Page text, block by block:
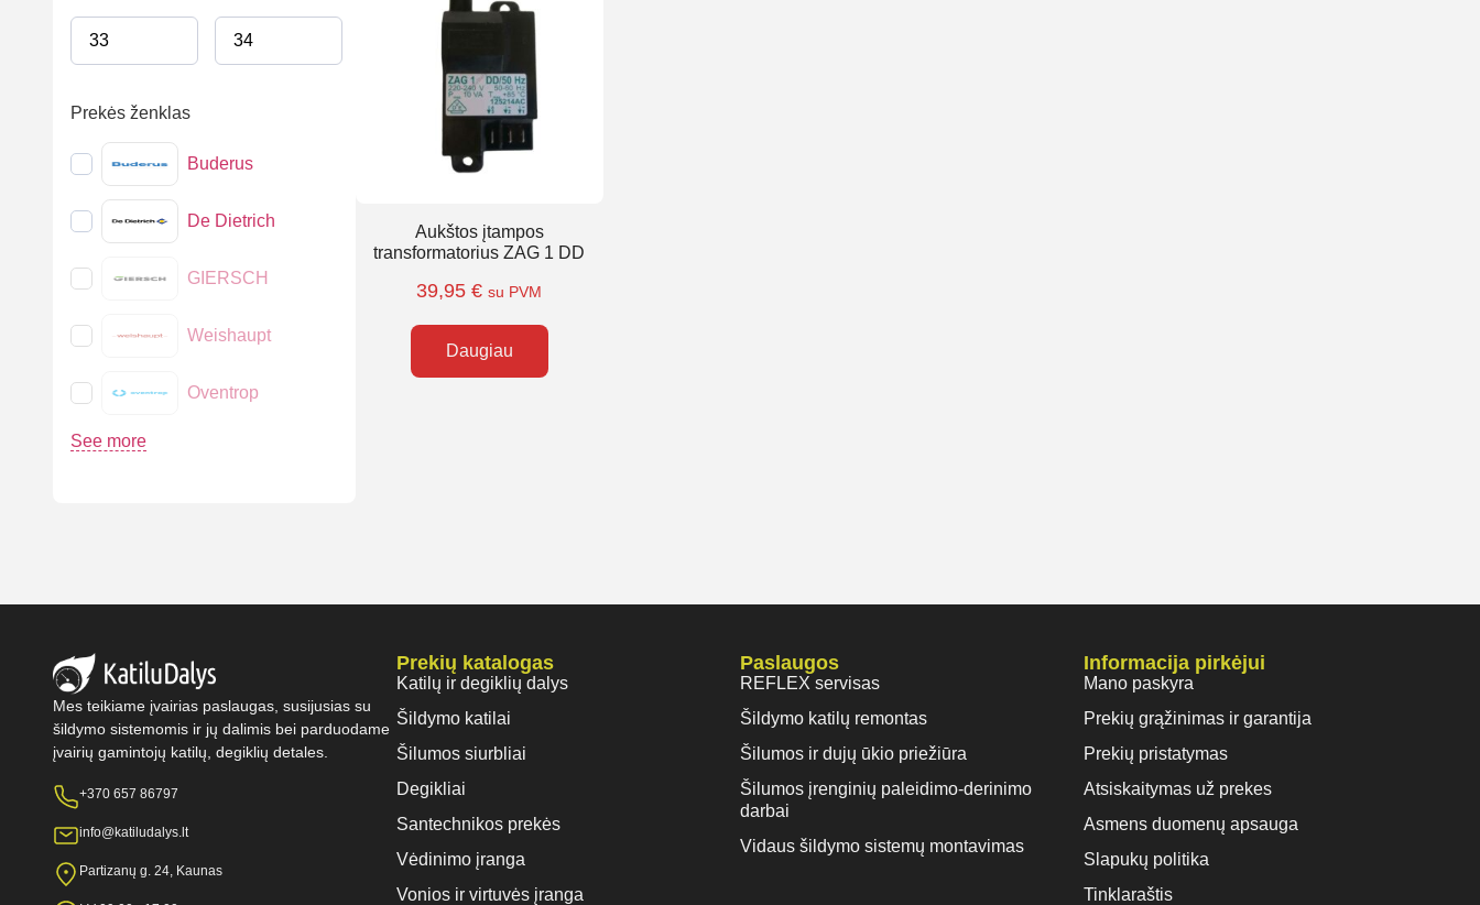
Prekės ženklas
Buderus
De Dietrich
GIERSCH
Weishaupt
Oventrop
See more
Aukštos įtampos
transformatorius ZAG 1 DD
39,95€ su PVM
Daugiau
Mes teikiame įvairias paslaugas, susijusias su
šildymo sistemomis ir jų dalimis bei parduodame
įvairių gamintojų katilų, degiklių detales.
+370 657 86797
info@katiludalys.lt
Partizanų g. 24, Kaunas
Prekių katalogas
Katilų ir degiklių dalys
Šildymo katilai
Šilumos siurbliai
Degikliai
Santechnikos prekės
Vėdinimo įranga
Vonios ir virtuvės įranga
Paslaugos
REFLEX servisas
Šildymo katilų remontas
Šilumos ir dujų ūkio priežiūra
Šilumos įrenginių paleidimo-derinimo
darbai
Vidaus šildymo sistemų montavimas
Informacija pirkėjui
Mano paskyra
Prekių grąžinimas ir garantija
Prekių pristatymas
Atsiskaitymas už prekes
Asmens duomenų apsauga
Slapukų politika
Tinklaraštis